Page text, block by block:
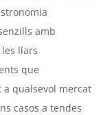
amb
llars
que
qualsevol mercat
casos a tendes